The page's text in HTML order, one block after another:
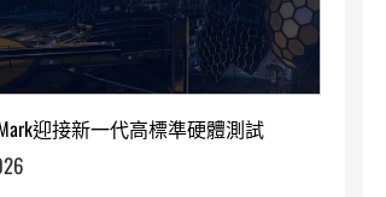
迎接新一代高標準硬體測試